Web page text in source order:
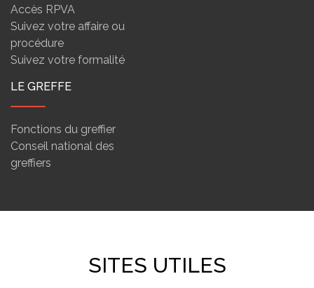
Accès RPVA
Suivez votre affaire ou
procédure
Suivez votre formalité
LE GREFFE
Fonctions du greffier
Conseil national des
greffiers
SITES UTILES